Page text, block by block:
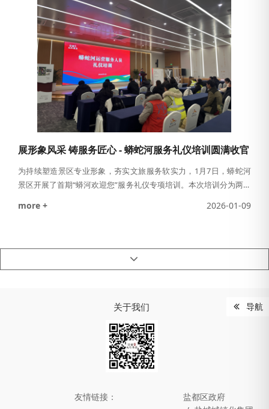
跑步路线则沿蟒蛇河水上文化生态廊道延伸选手在竞
展形象风采 铸服务匠心 - 蟒蛇河服务礼仪培训圆满收官
为持续塑造景区专业形象，夯实文旅服务软实力，1月7日，蟒蛇河
景区开展了首期“蟒河欢迎您”服务礼仪专项培训。本次培训分为两次
《蟒河欢迎您》服务形象体系，从微笑服务、仪容仪表、仪态训
more + 2026-01-09
导航
关于我们
友情链接：
盐都区政府